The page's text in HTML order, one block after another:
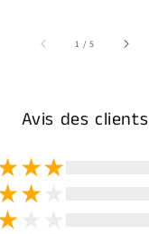
1 /sur
5
Avis des clients